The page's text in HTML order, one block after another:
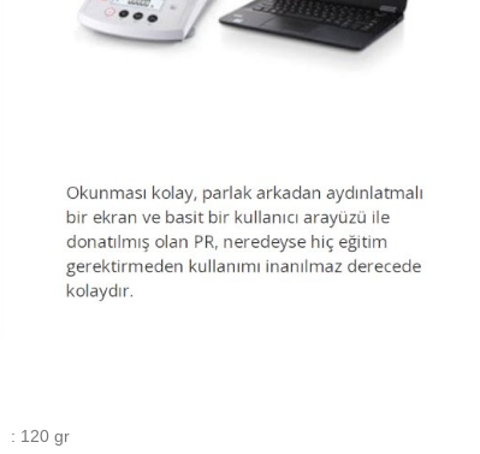
: 120 gr